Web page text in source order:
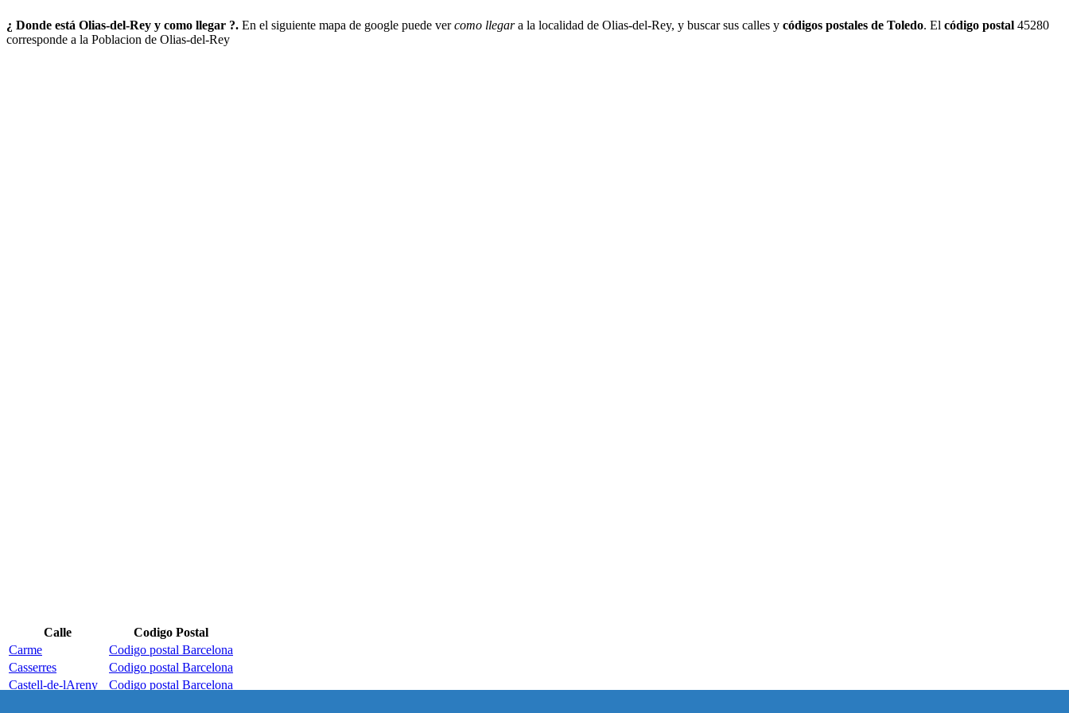
¿ Donde está Olias-del-Rey y como llegar ?. En el siguiente mapa de google puede vercomo llegara la localidad de Olias-del-Rey, y buscar sus calles y códigos postales de Toledo. El código postal 45280
corresponde a la Poblacion de Olias-del-Rey
Calle
Codigo Postal
Carme
Codigo postal Barcelona
Casserres
Codigo postal Barcelona
Castell-de-lAreny
Codigo postal Barcelona